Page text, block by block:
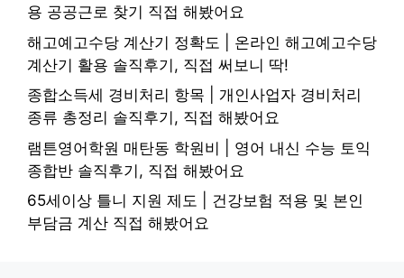
용 공공근로 찾기 직접 해봤어요
해고예고수당 계산기 정확도 | 온라인 해고예고수당
계산기 활용 솔직후기, 직접 써보니 딱!
종합소득세 경비처리 항목 | 개인사업자 경비처리
종류 총정리 솔직후기, 직접 해봤어요
램튼영어학원 매탄동 학원비 | 영어 내신 수능 토익
종합반 솔직후기, 직접 해봤어요
65세이상 틀니 지원 제도 | 건강보험 적용 및 본인
부담금 계산 직접 해봤어요